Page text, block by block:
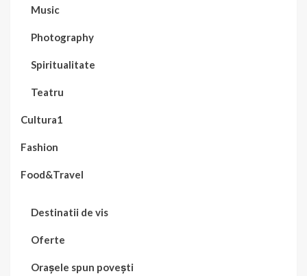
Music
Photography
Spiritualitate
Teatru
Cultura1
Fashion
Food&Travel
Destinatii de vis
Oferte
Orașele spun povești